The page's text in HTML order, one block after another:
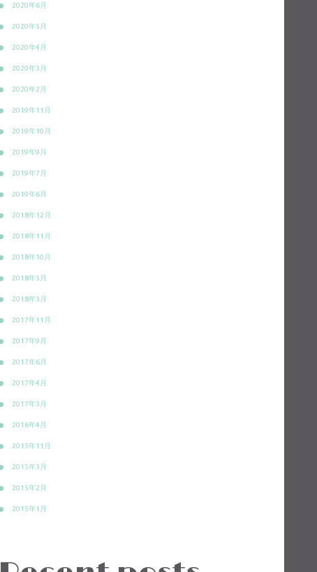
2020年6月
2020年5月
2020年4月
2020年3月
2020年2月
2019年11月
2019年10月
2019年9月
2019年7月
2019年6月
2018年12月
2018年11月
2018年10月
2018年5月
2018年3月
2017年11月
2017年9月
2017年6月
2017年4月
2017年3月
2016年4月
2015年11月
2015年3月
2015年2月
2015年1月